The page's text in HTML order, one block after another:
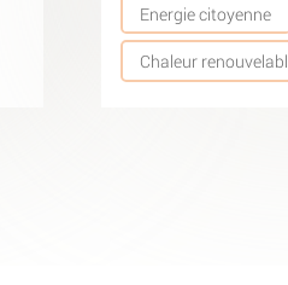
Energie citoyenne
Chaleur